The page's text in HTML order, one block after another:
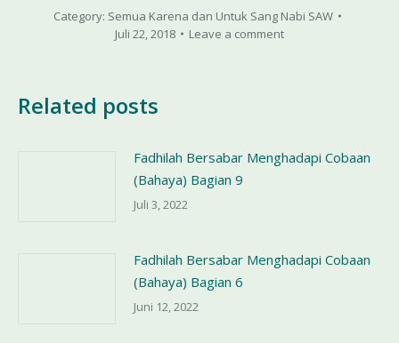
Category: Semua Karena dan Untuk Sang Nabi SAW
Juli 22, 2018
Leave a comment
Related posts
Fadhilah Bersabar Menghadapi Cobaan
(Bahaya) Bagian 9
Juli 3, 2022
Fadhilah Bersabar Menghadapi Cobaan
(Bahaya) Bagian 6
Juni 12, 2022